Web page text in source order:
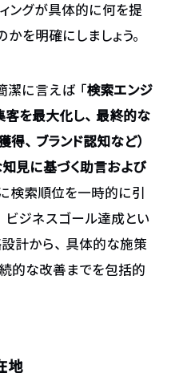
ングが具体的に何を提
を明確にしましょう。
潔に言えば「検索エンジ
客を最大化し、最終的な
、ブランド認知など）
見に基づく助言および
検索順位を一時的に引
ビジネスゴール達成とい
計から、具体的な施策
的な改善までを包括的
地